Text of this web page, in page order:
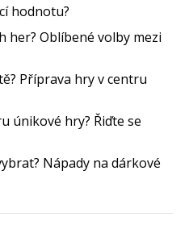
hodnotu?
her? Oblíbené volby mezi
Příprava hry v centru
únikové hry? Řiďte se
Nápady na dárkové